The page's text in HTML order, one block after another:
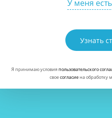
У меня
Узнать
Я принимаю условияпользовательского
своесогласиена обработку